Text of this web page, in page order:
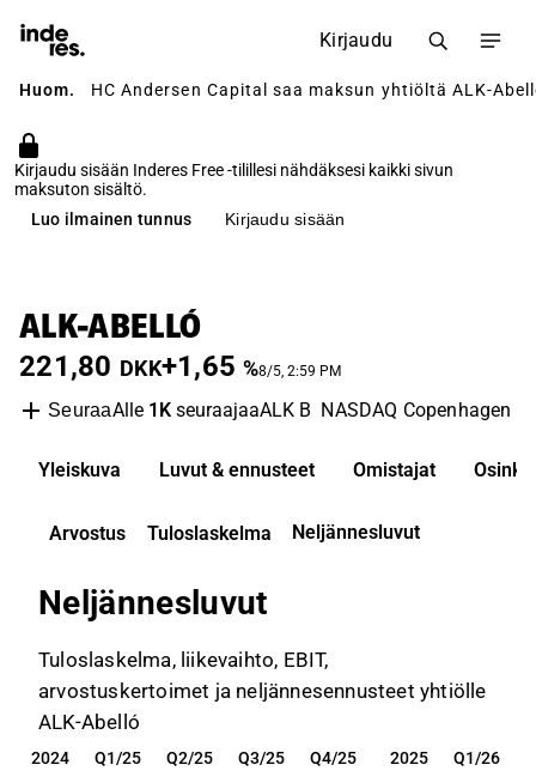
Kirjaudu
Huom. HC Andersen Capital saa maksun yhtiöltä ALK-
Kirjaudu sisään Inderes Free -tilillesi nähdäksesi kaikki sivun
maksuton sisältö.
Luo ilmainen tunnus
Kirjaudu sisään
ALK-ABELLÓ
221,80 DKK+1,65 %8/5, 2:59 PM
SeuraaAlle 1KseuraajaaALK B NASDAQ Copenhagen
Yleiskuva Luvut & ennusteet Omistajat Osinko
Arvostus Tuloslaskelma Neljännesluvut
Neljännesluvut
Tuloslaskelma, liikevaihto, EBIT,
arvostuskertoimet ja neljännesennusteet yhtiölle
ALK-Abelló
2024 Q1/25 Q2/25 Q3/25 Q4/25 2025 Q1/26
2024 Q1/25 Q2/25 Q3/25 Q4/25 2025 Q1/26